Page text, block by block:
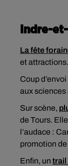
Indre-
La fête
et
Coup
aux sciences
Sur scène,
de Tours.
l’audace :
promotion
Enfin, un trail